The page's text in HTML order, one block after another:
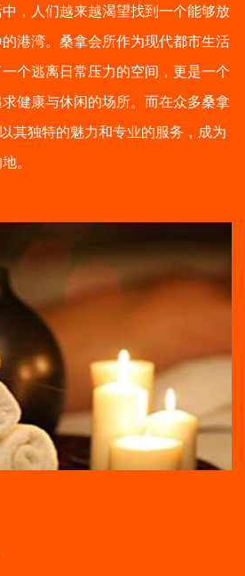
，人们越来越渴望找到一个能够放
港湾。桑拿会所作为现代都市生活
个逃离日常压力的空间，更是一个
健康与休闲的场所。而在众多桑拿
其独特的魅力和专业的服务，成为
。